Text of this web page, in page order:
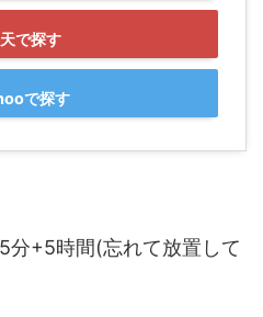
で探す
で探す
分+5時間(忘れて放置して